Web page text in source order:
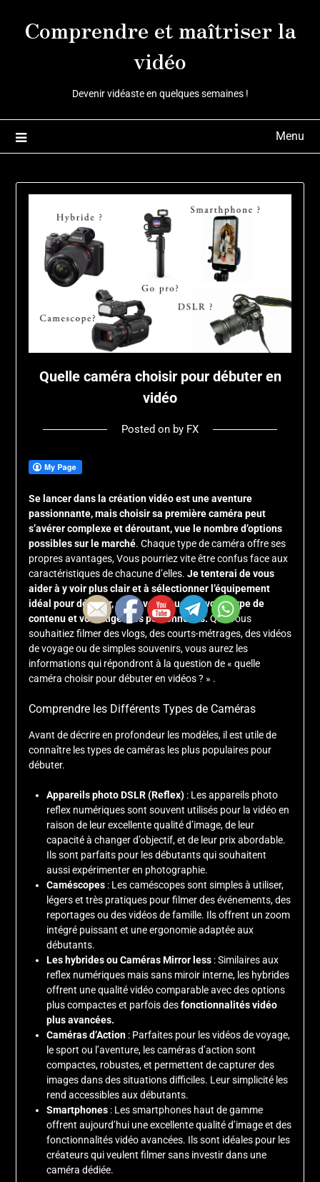
Comprendre et maîtriser la
vidéo
Devenir vidéaste en quelques semaines !
Menu
Quelle caméra choisir pour débuter en
vidéo
Posted on by FX
Se lancer dans la création vidéo est une aventure
passionnante, mais choisir sa première caméra peut
s’avérer complexe et déroutant, vue le nombre d’options
possibles sur le marché. Chaque type de caméra offre ses
propres avantages, Vous pourriez vite être confus face aux
caractéristiques de chacune d’elles. Je tenterai de vous
aider à y voir plus clair et à sélectionner l’équipement
idéal pour débuter, selon votre budget, votre type de
contenu et vos exigences personnelles. Que vous
souhaitiez filmer des vlogs, des courts-métrages, des vidéos
de voyage ou de simples souvenirs, vous aurez les
informations qui répondront à la question de « quelle
caméra choisir pour débuter en vidéos ? » .
Comprendre les Différents Types de Caméras
Avant de décrire en profondeur les modèles, il est utile de
connaître les types de caméras les plus populaires pour
débuter.
Appareils photo DSLR (Reflex): Les appareils photo
reflex numériques sont souvent utilisés pour la vidéo en
raison de leur excellente qualité d’image, de leur
capacité à changer d’objectif, et de leur prix abordable.
Ils sont parfaits pour les débutants qui souhaitent
aussi expérimenter en photographie.
Caméscopes: Les caméscopes sont simples à utiliser,
légers et très pratiques pour filmer des événements, des
reportages ou des vidéos de famille. Ils offrent un zoom
intégré puissant et une ergonomie adaptée aux
débutants.
Les hybrides ou Caméras Mirror less: Similaires aux
reflex numériques mais sans miroir interne, les hybrides
offrent une qualité vidéo comparable avec des options
plus compactes et parfois desfonctionnalités vidéo
plus avancées.
Caméras d’Action: Parfaites pour les vidéos de voyage,
le sport ou l’aventure, les caméras d’action sont
compactes, robustes, et permettent de capturer des
images dans des situations difficiles. Leur simplicité les
rend accessibles aux débutants.
Smartphones: Les smartphones haut de gamme
offrent aujourd’hui une excellente qualité d’image et des
fonctionnalités vidéo avancées. Ils sont idéales pour les
créateurs qui veulent filmer sans investir dans une
caméra dédiée.